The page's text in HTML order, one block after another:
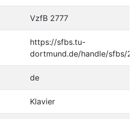
VzfB 2777
https://sfbs.tu-
dortmund.de/handle/sfbs/
de
Klavier